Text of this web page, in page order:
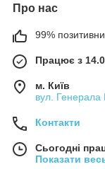
Про нас
99%
Працює з
м. Київ
вул. Генерала
Контакти
Сьогодні
Показати